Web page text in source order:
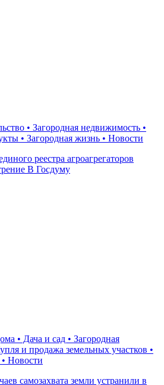
• Загородная недвижимость •
• Загородная жизнь • Новости
реестра агроагрегаторов
В Госдуму
• Дача и сад • Загородная
и продажа земельных участков •
Новости
самозахвата земли устранили в